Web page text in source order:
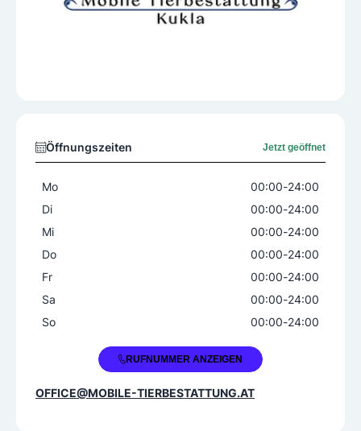
Öffnungszeiten Jetzt geöffnet
Mo 00:00-24:00
Di
00:00-24:00
Mi
00:00-24:00
Do
00:00-24:00
Fr
00:00-24:00
Sa
00:00-24:00
So
00:00-24:00
+43 660 5087232RUFNUMMER ANZEIGEN
OFFICE@MOBILE-TIERBESTATTUNG.AT